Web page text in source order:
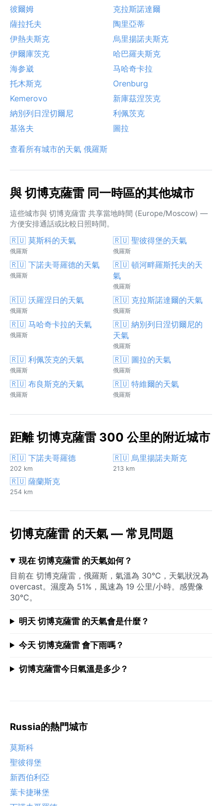
彼爾姆
克拉斯諾達爾
薩拉托夫
陶里亞蒂
伊熱夫斯克
烏里揚諾夫斯克
伊爾庫茨克
哈巴羅夫斯克
海参崴
马哈奇卡拉
托木斯克
Orenburg
Kemerovo
新庫茲涅茨克
納別列日涅切爾尼
利佩茨克
基洛夫
圖拉
查看所有城市的天氣 俄羅斯
與 切博克薩雷 同一時區的其他城市
這些城市與 切博克薩雷 共享當地時間 (Europe/Moscow) —
方便安排通話或比較日照時間。
🇷🇺 莫斯科的天氣
俄羅斯
🇷🇺 聖彼得堡的天氣
俄羅斯
🇷🇺 下諾夫哥羅德的天氣
俄羅斯
🇷🇺 頓河畔羅斯托夫的天
氣
俄羅斯
🇷🇺 沃羅涅日的天氣
俄羅斯
🇷🇺 克拉斯諾達爾的天氣
俄羅斯
🇷🇺 马哈奇卡拉的天氣
俄羅斯
🇷🇺 納別列日涅切爾尼的
天氣
俄羅斯
🇷🇺 利佩茨克的天氣
俄羅斯
🇷🇺 圖拉的天氣
俄羅斯
🇷🇺 布良斯克的天氣
俄羅斯
🇷🇺 特維爾的天氣
俄羅斯
距離 切博克薩雷 300 公里的附近城市
🇷🇺 下諾夫哥羅德
202 km
🇷🇺 烏里揚諾夫斯克
213 km
🇷🇺 薩蘭斯克
254 km
切博克薩雷 的天氣 — 常見問題
現在 切博克薩雷 的天氣如何？
目前在 切博克薩雷，俄羅斯，氣溫為 30°C，天氣狀況為
overcast。濕度為 51%，風速為 19 公里/小時。感覺像
30°C。
明天 切博克薩雷 的天氣會是什麼？
今天 切博克薩雷 會下雨嗎？
切博克薩雷今日氣溫是多少？
Russia的熱門城市
莫斯科
聖彼得堡
新西伯利亞
葉卡捷琳堡